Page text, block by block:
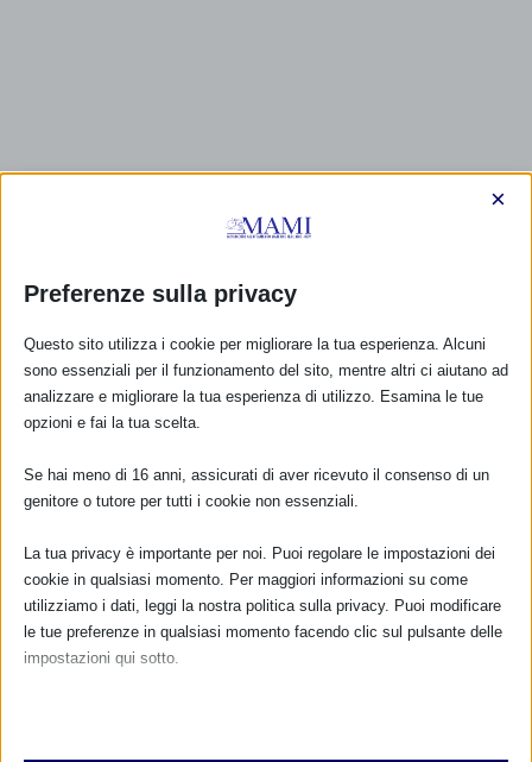
CALENDARIO EVENTI
TUTTI GLI EVENTI
Preferenze sulla privacy
×
Questo sito utilizza i cookie per migliorare la tua esperienza. Alcuni
sono essenziali per il funzionamento del sito, mentre altri ci aiutano ad
analizzare e migliorare la tua esperienza di utilizzo. Esamina le tue
opzioni e fai la tua scelta.
Se hai meno di 16 anni, assicurati di aver ricevuto il consenso di un
genitore o tutore per tutti i cookie non essenziali.
La tua privacy è importante per noi. Puoi regolare le impostazioni dei
cookie in qualsiasi momento. Per maggiori informazioni su come
utilizziamo i dati, leggi la nostra politica sulla privacy. Puoi modificare
le tue preferenze in qualsiasi momento facendo clic sul pulsante delle
impostazioni qui sotto.